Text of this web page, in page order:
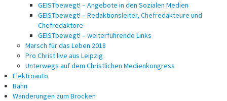
GEISTbewegt! – Angebote in den Sozialen Medien
GEISTbewegt! – Redaktionsleiter, Chefredakteure und
Chefredaktore
GEISTbewegt! – weiterführende Links
Marsch für das Leben 2018
Pro Christ live aus Leipzig
Unterwegs auf dem Christlichen Medienkongress
Elektroauto
Bahn
Wanderungen zum Brocken